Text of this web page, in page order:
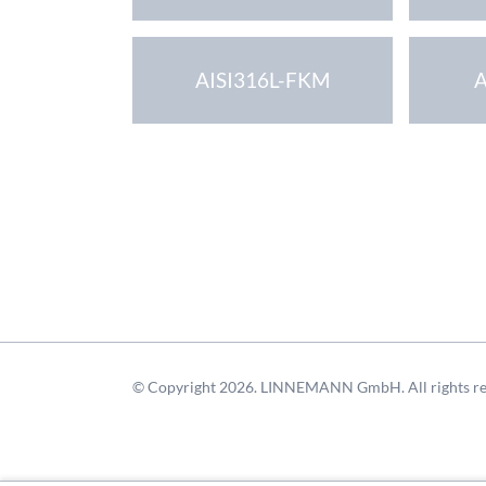
AISI316L-FKM
© Copyright 2026. LINNEMANN GmbH. All rights